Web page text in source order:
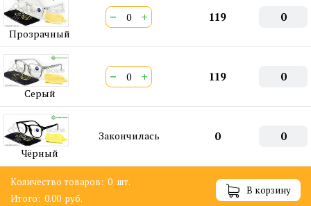
Прозрачный
− + 119 0
Серый
− + 119 0
Чёрный
Закончилась 0 0
Количество товаров: 0 шт.
Итого: 0.00 руб.
В корзину